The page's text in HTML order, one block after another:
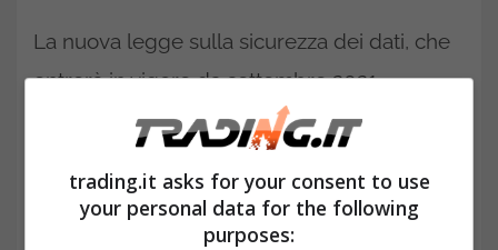
La nuova legge sulla sicurezza dei dati, che
entrerà in vigore da settembre 2021,
comprenderà settori quali
telecomunicazioni, trasporti, sanità e
istruzione e prevede in linea con le
intenzioni espresse nelle precedenti
trading.it asks for your consent to use
your personal data for the following
purposes: